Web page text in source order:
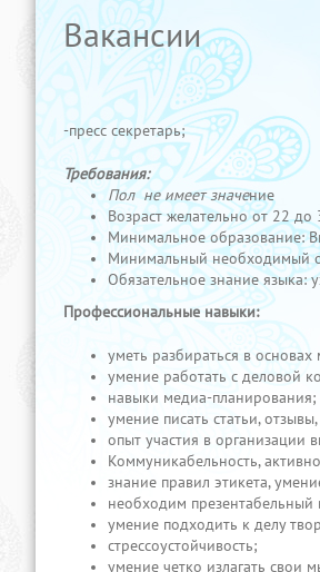
Вакансии
-пресс секретарь;
Требования:
Пол не имеет значение
Возраст желательно от 22 до
Минимальное образование:
Минимальный необходимый
Обязательное знание языка:
Профессиональные навыки:
уметь разбираться в
умение работать с деловой
навыки медиа-планирования;
умение писать статьи,
опыт участия в организации
Коммуникабельность,
знание правил этикета,
необходим презентабельный
умение подходить к делу
стрессоустойчивость;
умение четко излагать свои